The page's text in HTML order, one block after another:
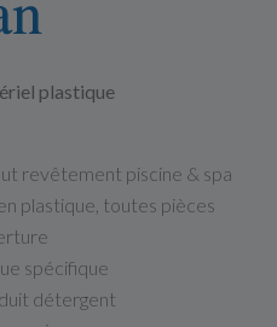
plastique
revêtement piscine & spa
plastique, toutes pièces
spécifique
détergent